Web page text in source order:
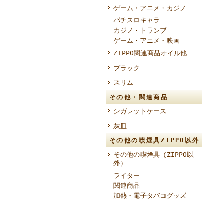
ゲーム・アニメ・カジノ
パチスロキャラ
カジノ・トランプ
ゲーム・アニメ・映画
ZIPPO関連商品オイル他
ブラック
スリム
その他・関連商品
シガレットケース
灰皿
その他の喫煙具ZIPPO以外
その他の喫煙具（ZIPPO以
外）
ライター
関連商品
加熱・電子タバコグッズ